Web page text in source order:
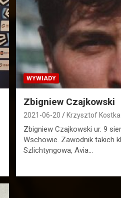
WYWIADY
Zbigniew Czajkowski
2021-06-20 Krzysztof Kostka
Zbigniew Czajkowski ur. 9
Wschowie. Zawodnik takich
Szlichtyngowa, Avia…